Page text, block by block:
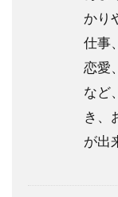
かり
仕事
恋愛
など
き、
が出